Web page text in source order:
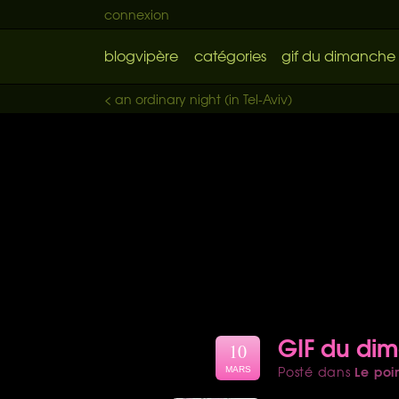
connexion
blogvipère catégories gif du dimanche
< an ordinary night (in Tel-Aviv)
GIF du
Posté dans Le
10
MARS